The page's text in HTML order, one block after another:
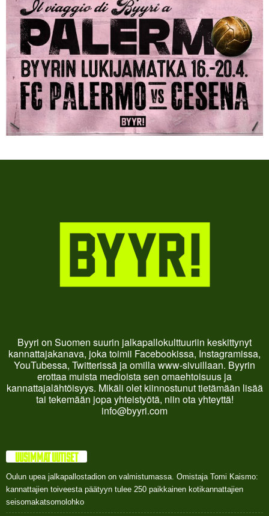
Byyri on Suomen suurin jalkapallokulttuuriin keskittynyt
kannattajakanava, joka toimii Facebookissa, Instagramissa,
YouTubessa, Twitterissä ja omilla www-sivuillaan. Byyrin
erottaa muista medioista sen omaehtoisuus ja
kannattajalähtöisyys. Mikäli olet kiinnostunut tietämään lisää
tai tekemään jopa yhteistyötä, niin ota yhteyttä!
info@byyri.com
UUSIMMAT UUTISET
Oulun upea jalkapallostadion on valmistumassa. Omistaja Tomi Kaismo:
kannattajien toiveesta päätyyn tulee 250 paikkainen kotikannattajien
seisomakatsomolohko